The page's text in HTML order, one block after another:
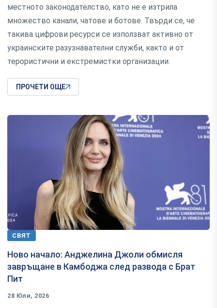
местното законодателство, като не е изтрила
множество канали, чатове и ботове. Твърди се, че
такива цифрови ресурси се използват активно от
украинските разузнавателни служби, както и от
терористични и екстремистки организации.
ПРОЧЕТИ ОЩЕ
СВЯТ
Ново начало: Анджелина Джоли обмисля
завръщане в Камбоджа след развода с Брат
Пит
28 Юли, 2026